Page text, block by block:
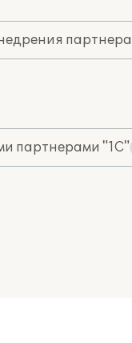
партнера
партнерами "1С"